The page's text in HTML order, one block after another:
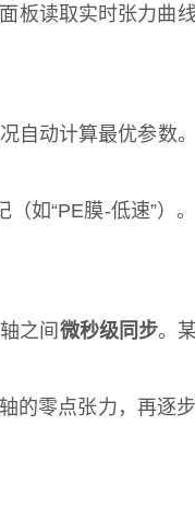
板读取实时张力曲
自动计算最优参数
如“PE膜-低速”）
之间 微秒级同步。
的零点张力，再逐